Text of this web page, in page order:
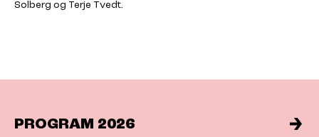
Solberg og Terje Tvedt.
PROGRAM 2026